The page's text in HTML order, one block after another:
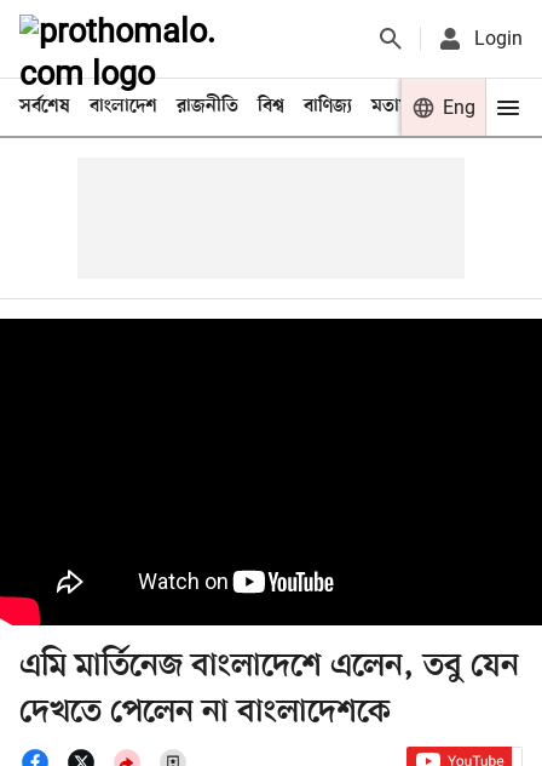
Login
সর্বশেষ বাংলাদেশ রাজনীতি বিশ্ব বাণিজ্য মতামত খেলা
Eng
এমি মার্তিনেজ বাংলাদেশে এলেন, তবু যেন
দেখতে পেলেন না বাংলাদেশকে